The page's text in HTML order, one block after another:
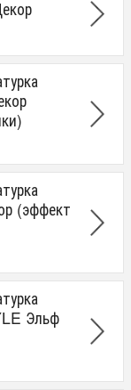
(эффект
Эльф